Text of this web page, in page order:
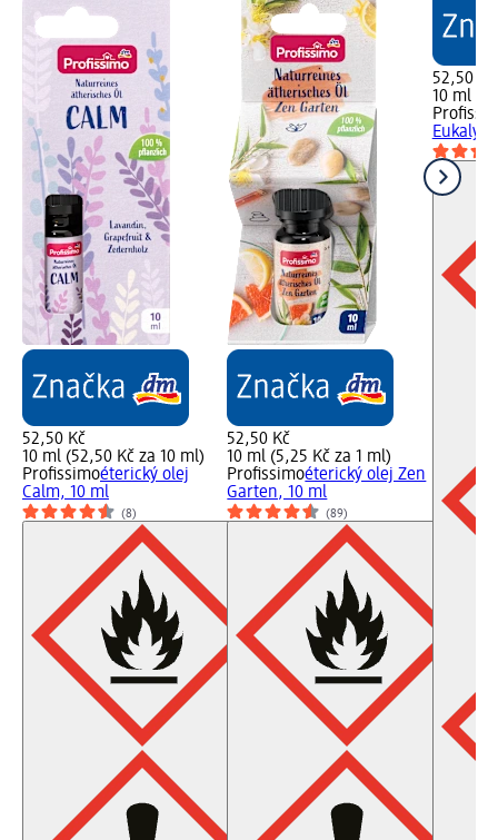
52,50 Kč
10 ml (52,50 Kč za 10 ml)
Profissimoéterický olej
Calm, 10 ml
(8)
52,50 Kč
10 ml (5,25 Kč za 1 ml)
Profissimoéterický olej Zen
Garten, 10 ml
(89)
52,50 Kč
10 ml